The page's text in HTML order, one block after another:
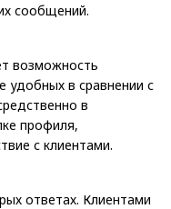
сообщений.
возможность
удобных в сравнении с
в
профиля,
с клиентами.
ответах. Клиентами